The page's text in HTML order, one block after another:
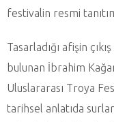
festivalin resmi
Tasarladığı afişin
bulunan İbrahim
Uluslararası Troya
tarihsel anlatıda